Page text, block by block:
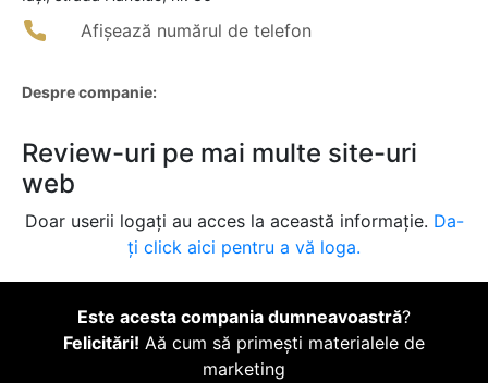
Afișează numărul de telefon
Despre companie:
Review-uri pe mai multe site-uri
web
Doar userii logați au acces la această informație. Da-
ți click aici pentru a vă loga.
Este acesta compania dumneavoastră?
Felicitări! Aă cum să primești materialele de
marketing